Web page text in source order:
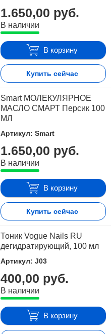
1.650,00 руб.
В наличии
В корзину
Купить сейчас
Smart МОЛЕКУЛЯРНОЕ
МАСЛО СМАРТ Персик 100
МЛ
Артикул: Smart
1.650,00 руб.
В наличии
В корзину
Купить сейчас
Тоник Vogue Nails RU
дегидратирующий, 100 мл
Артикул: J03
400,00 руб.
В наличии
В корзину